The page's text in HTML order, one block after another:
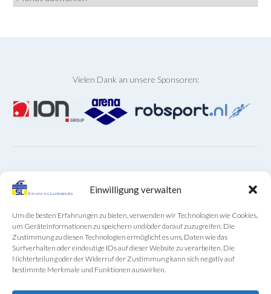
Einwilligung verwalten
Um die besten Erfahrungen zu bieten, verwenden wir Technologien wie Cookies,
um Geräteinformationen zu speichern und/oder darauf zuzugreifen. Die
Zustimmung zu diesen Technologien ermöglicht es uns, Daten wie das
Surfverhalten oder eindeutige IDs auf dieser Website zu verarbeiten. Die
Nichterteilung oder der Widerruf der Zustimmung kann sich negativ auf
bestimmte Merkmale und Funktionen auswirken.
Vielen Dank an unsere Sponsoren:
ARCHIVE